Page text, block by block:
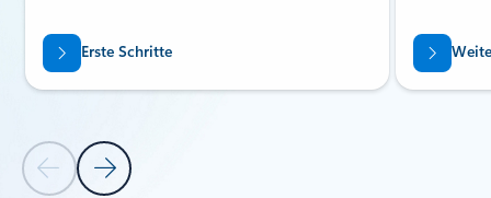
Vorherige FolieNächste Folie
Erste Schritte